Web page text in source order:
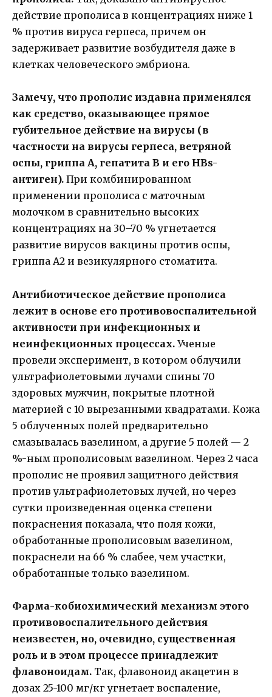
действие прополиса в концентрациях ниже 1
% против вируса герпеса, причем он
задерживает развитие возбудителя даже в
клетках человеческого эмбриона.
Замечу, что прополис издавна применялся
как средство, оказывающее прямое
губительное действие на вирусы (в
частности на вирусы герпеса, ветряной
оспы, гриппа А, гепатита В и его HBs-
антиген). При комбинированном
применении прополиса с маточным
молочком в сравнительно высоких
концентрациях на 30–70 % угнетается
развитие вирусов вакцины против оспы,
гриппа А2 и везикулярного стоматита.
Антибиотическое действие прополиса
лежит в основе его противовоспалительной
активности при инфекционных и
неинфекционных процессах. Ученые
провели эксперимент, в котором облучили
ультрафиолетовыми лучами спины 70
здоровых мужчин, покрытые плотной
материей с 10 вырезанными квадратами. Кожа
5 облученных полей предварительно
смазывалась вазелином, а другие 5 полей — 2
%-ным прополисовым вазелином. Через 2 часа
прополис не проявил защитного действия
против ультрафиолетовых лучей, но через
сутки произведенная оценка степени
покраснения показала, что поля кожи,
обработанные прополисовым вазелином,
покраснели на 66 % слабее, чем участки,
обработанные только вазелином.
Фарма-кобиохимический механизм этого
противовоспалительного действия
неизвестен, но, очевидно, существенная
роль и в этом процессе принадлежит
флавоноидам. Так, флавоноид акацетин в
дозах 25-100 мг/кг угнетает воспаление,